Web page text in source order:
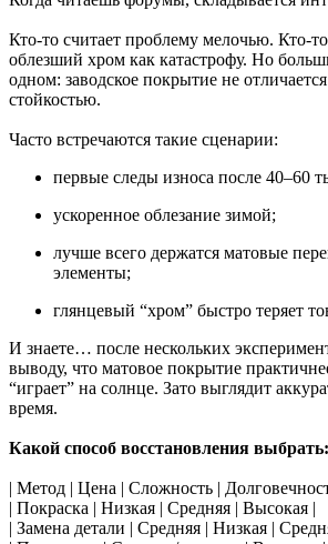
Кто-то считает проблему мелочью. Кто-
облезший хром как катастрофу. Но
одном: заводское покрытие не
стойкостью.
Часто встречаются такие сценарии:
первые следы износа после 40–60
ускоренное облезание зимой;
лучше всего держатся матовые
элементы;
глянцевый “хром” быстро теряет
И знаете… после нескольких
выводу, что матовое покрытие
“играет” на солнце. Зато выглядит
время.
Какой способ восстановления
| Метод | Цена | Сложность |
| Покраска | Низкая | Средняя | Высокая |
| Замена детали | Средняя | Низкая |